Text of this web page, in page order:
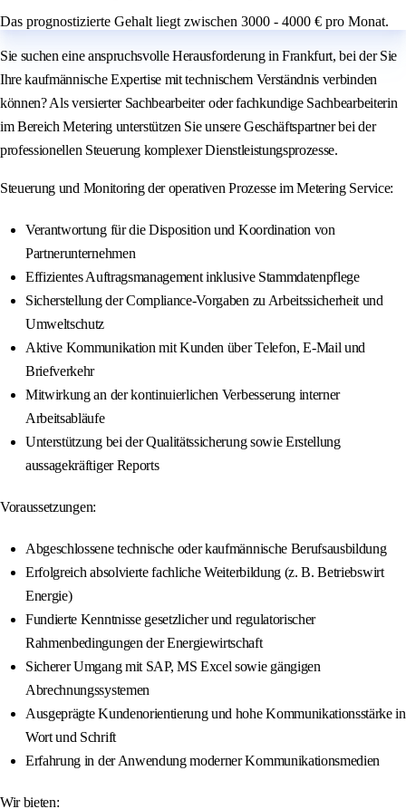
Das prognostizierte Gehalt liegt zwischen 3000 - 4000 € pro Monat.
Sie suchen eine anspruchsvolle Herausforderung in Frankfurt, bei der Sie
Ihre kaufmännische Expertise mit technischem Verständnis verbinden
können? Als versierter Sachbearbeiter oder fachkundige Sachbearbeiterin
im Bereich Metering unterstützen Sie unsere Geschäftspartner bei der
professionellen Steuerung komplexer Dienstleistungsprozesse.
Steuerung und Monitoring der operativen Prozesse im Metering Service:
Verantwortung für die Disposition und Koordination von
Partnerunternehmen
Effizientes Auftragsmanagement inklusive Stammdatenpflege
Sicherstellung der Compliance-Vorgaben zu Arbeitssicherheit und
Umweltschutz
Aktive Kommunikation mit Kunden über Telefon, E-Mail und
Briefverkehr
Mitwirkung an der kontinuierlichen Verbesserung interner
Arbeitsabläufe
Unterstützung bei der Qualitätssicherung sowie Erstellung
aussagekräftiger Reports
Voraussetzungen:
Abgeschlossene technische oder kaufmännische Berufsausbildung
Erfolgreich absolvierte fachliche Weiterbildung (z. B. Betriebswirt
Energie)
Fundierte Kenntnisse gesetzlicher und regulatorischer
Rahmenbedingungen der Energiewirtschaft
Sicherer Umgang mit SAP, MS Excel sowie gängigen
Abrechnungssystemen
Ausgeprägte Kundenorientierung und hohe Kommunikationsstärke in
Wort und Schrift
Erfahrung in der Anwendung moderner Kommunikationsmedien
Wir bieten: